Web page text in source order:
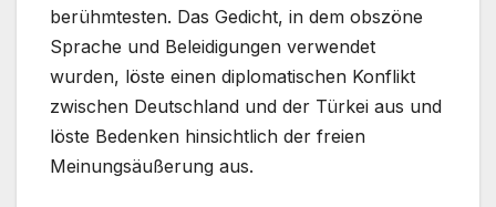
berühmtesten. Das Gedicht, in dem obszöne
Sprache und Beleidigungen verwendet
wurden, löste einen diplomatischen Konflikt
zwischen Deutschland und der Türkei aus und
löste Bedenken hinsichtlich der freien
Meinungsäußerung aus.